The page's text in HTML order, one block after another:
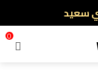
المنتج
0